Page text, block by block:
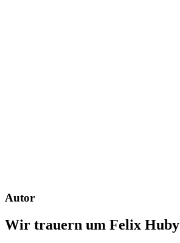
Autor
Wir trauern um Felix Huby